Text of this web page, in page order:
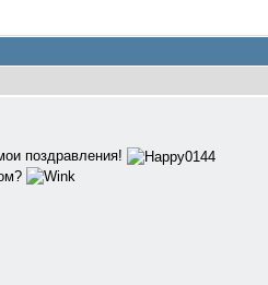
поздравления!